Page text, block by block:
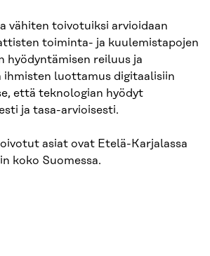
vähiten toivotuiksi arvioidaan
toiminta- ja kuulemistapojen
hyödyntämisen reiluus ja
ihmisten luottamus digitaalisiin
että teknologian hyödyt
ja tasa-arvioisesti.
asiat ovat Etelä-Karjalassa
koko Suomessa.